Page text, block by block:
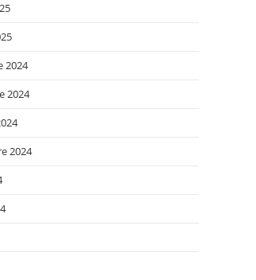
2024
2024
2024